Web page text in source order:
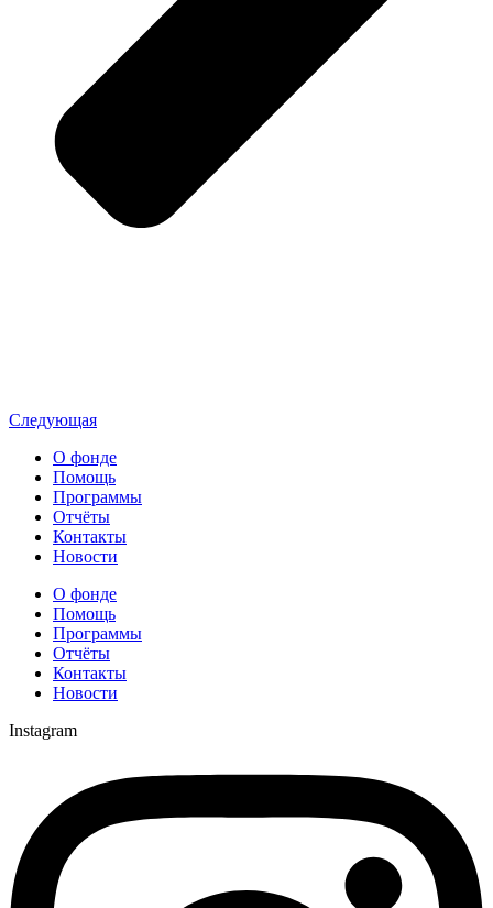
Следующая
О фонде
Помощь
Программы
Отчёты
Контакты
Новости
О фонде
Помощь
Программы
Отчёты
Контакты
Новости
Instagram